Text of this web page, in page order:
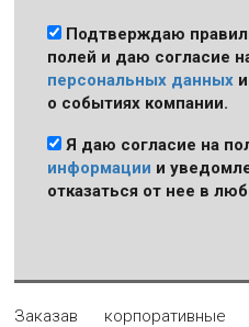
Подтверждаю
полей и даю согласие
персональных данных
о событиях компании.
Я даю согласие на
информации и
отказаться от нее в
Заказав